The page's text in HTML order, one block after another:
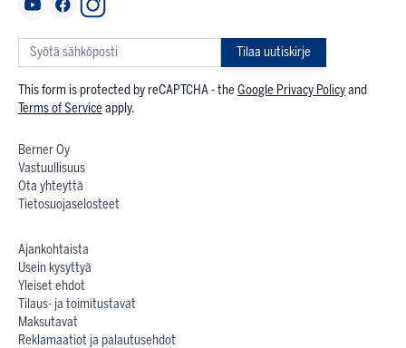
Tilaa uutiskirje
This form is protected by reCAPTCHA - the Google Privacy Policyand
Terms of Service apply.
Berner Oy
Vastuullisuus
Ota yhteyttä
Tietosuojaselosteet
Ajankohtaista
Usein kysyttyä
Yleiset ehdot
Tilaus- ja toimitustavat
Maksutavat
Reklamaatiot ja palautusehdot